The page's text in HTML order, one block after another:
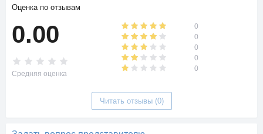
Оценка по отзывам
0.00
Средняя оценка
0
0
0
0
0
Читать отзывы (0)